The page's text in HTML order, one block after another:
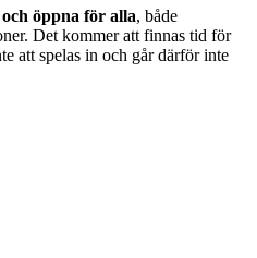
öppna för alla, både
Det kommer att finnas tid för
att spelas in och går därför inte